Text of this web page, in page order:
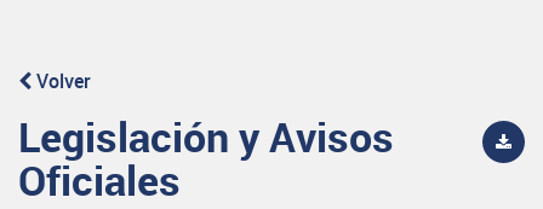
Volver
Legislación y Avisos
Oficiales